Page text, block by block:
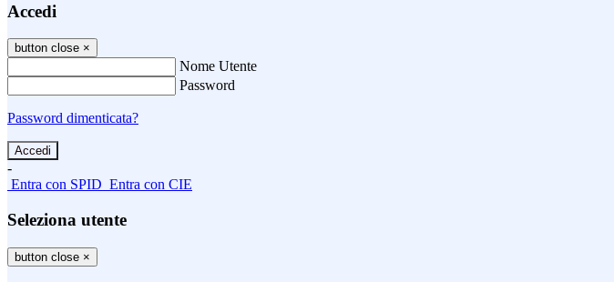
Accedi
button close ×
Nome Utente
Password
Password dimenticata?
-
Entra con SPID Entra con CIE
Seleziona utente
button close ×